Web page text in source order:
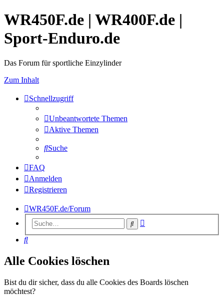
WR450F.de | WR400F.de |
Sport-Enduro.de
Das Forum für sportliche Einzylinder
Zum Inhalt
Schnellzugriff
Unbeantwortete Themen
Aktive Themen
Suche
FAQ
Anmelden
Registrieren
WR450F.de/Forum
Suche
Suche
Alle Cookies löschen
Bist du dir sicher, dass du alle Cookies des Boards löschen
möchtest?